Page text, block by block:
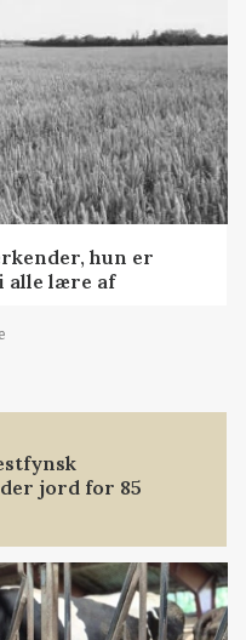
hun er
alle lære af
jord for 85